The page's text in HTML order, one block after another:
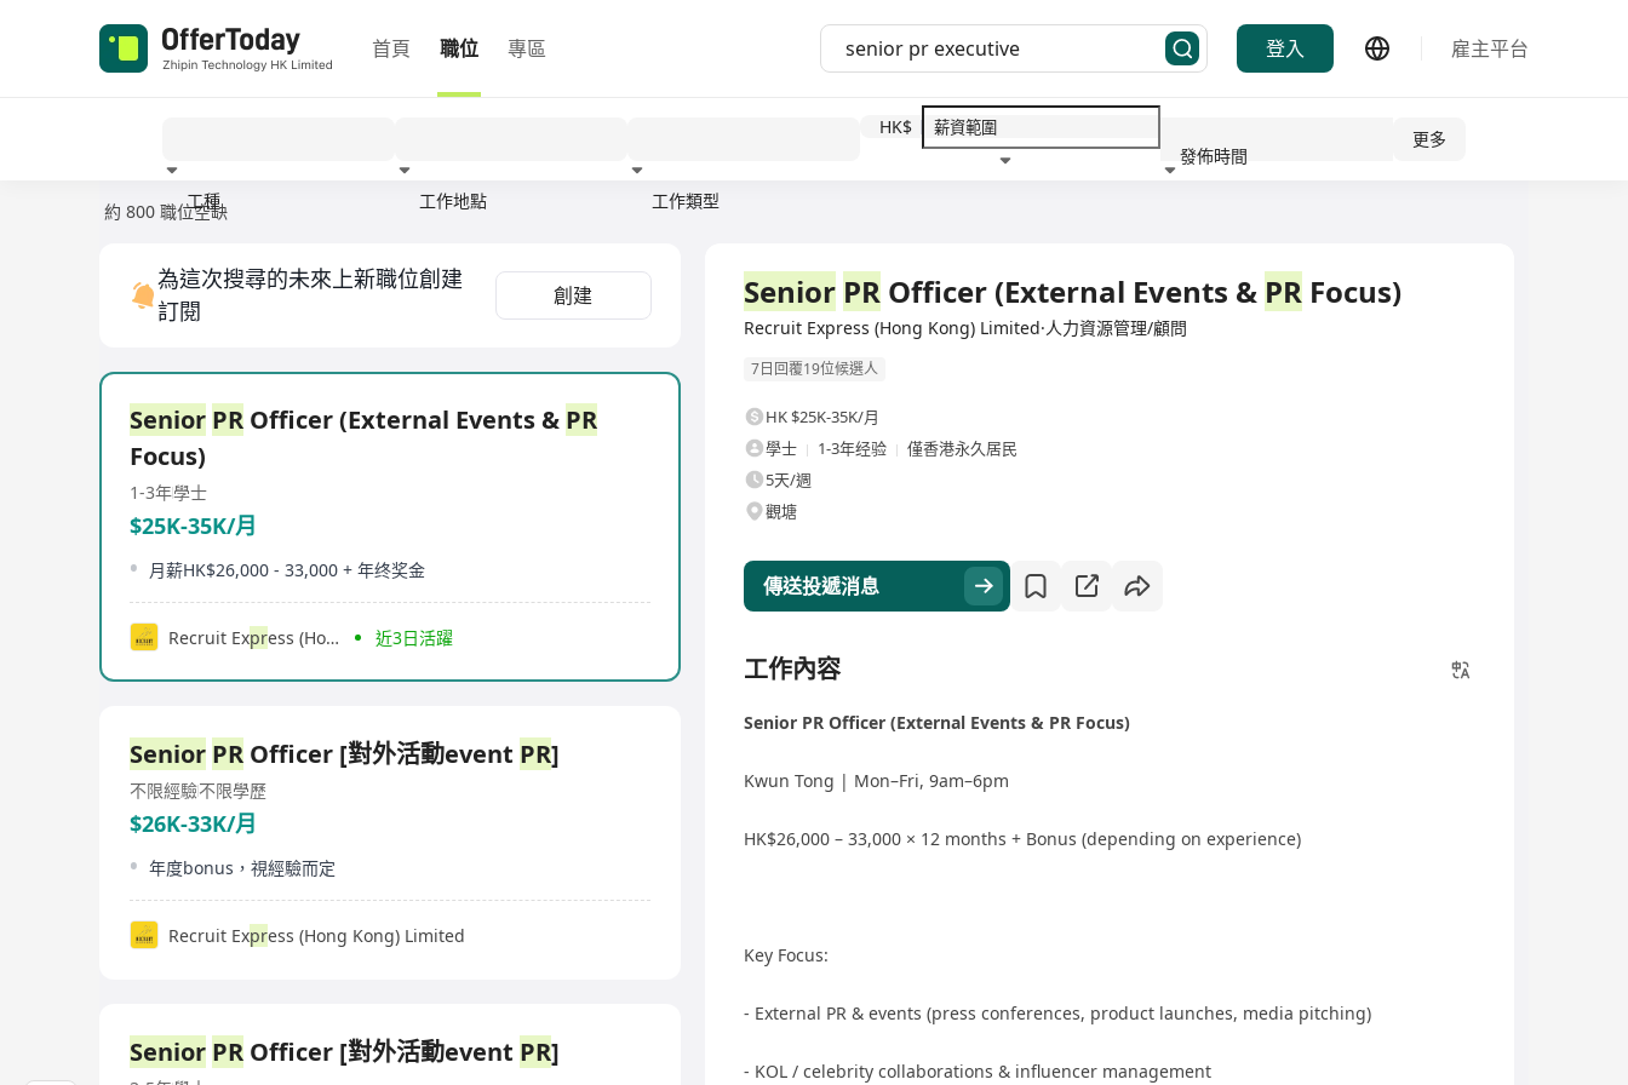
首頁 職位 專區 登入 雇主平台
工種 工作地點 工作類型
HK$
發佈時間
更多
約 800 職位空缺
為這次搜尋的未來上新職位創建
訂閱
創建
Senior PR Officer (External Events & PR
Focus)
1-3年學士
$25K-35K/月
月薪HK$26,000 - 33,000 + 年终奖金
Recruit Express (Hong Kong) Limited 近3日活躍
Senior PR Officer [對外活動event PR]
不限經驗不限學歷
$26K-33K/月
年度bonus，視經驗而定
Recruit Express (Hong Kong) Limited
Senior PR Officer [對外活動event PR]
Senior PR Officer (External Events & PR Focus)
Recruit Express (Hong Kong) Limited·人力資源管理/顧問
7日回覆19位候選人
HK $25K-35K/月
學士
1-3年经验
僅香港永久居民
5天/週
觀塘
傳送投遞消息
工作內容
Senior PR Officer (External Events & PR Focus)
Kwun Tong | Mon–Fri, 9am–6pm
HK$26,000 – 33,000 × 12 months + Bonus (depending on experience)
Key Focus:
- External PR & events (press conferences, product launches, media pitching)
- KOL / celebrity collaborations & influencer management